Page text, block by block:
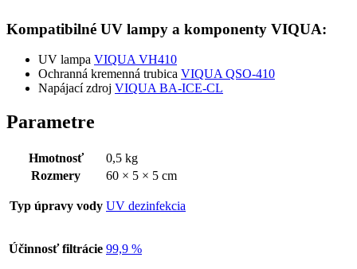
Kompatibilné UV lampy a komponenty VIQUA:
UV lampa VIQUA VH410
Ochranná kremenná trubica VIQUA QSO-410
Napájací zdroj VIQUA BA-ICE-CL
Parametre
Hmotnosť
0,5 kg
Rozmery
60 × 5 × 5 cm
Typ úpravy vody UV dezinfekcia
Účinnosť filtrácie 99,9 %